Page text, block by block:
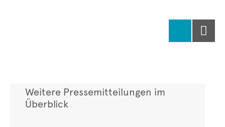

Weitere Pressemitteilungen im
Überblick